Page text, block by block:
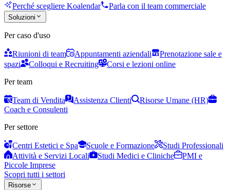
Perché scegliere Koalendar Parla con il team commerciale
Soluzioni
Per caso d'uso
Riunioni di team Appuntamenti aziendali
Prenotazione sale e
spazi
Colloqui e Recruiting
Corsi e lezioni online
Per team
Team di Vendita Assistenza Clienti
Risorse Umane (HR)
Coach e Consulenti
Per settore
Centri Estetici e Spa Scuole e Formazione
Studi Professionali
Attività e Servizi Locali
Studi Medici e Cliniche
PMI e
Piccole Imprese
Scopri tutti i settori
Risorse